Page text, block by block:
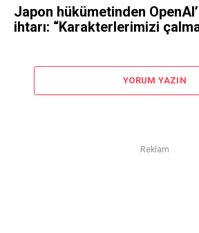
Japon hükümetinden
ihtarı: “Karakterlerimizi
YORUM YAZIN
Reklam